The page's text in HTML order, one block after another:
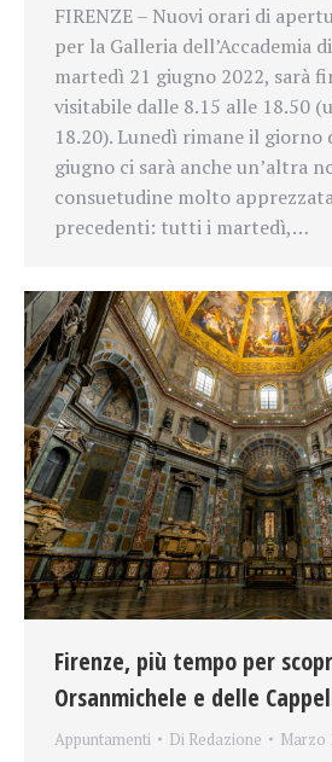
FIRENZE – Nuovi orari di
per la Galleria dell’Accademia
martedì 21 giugno 2022, sarà
visitabile dalle 8.15 alle 18.50
18.20). Lunedì rimane il giorno
giugno ci sarà anche un’altra
consuetudine molto
precedenti: tutti i martedì,…
Firenze, più tempo per
Orsanmichele e delle
Appuntamenti Di Redazione Marzo